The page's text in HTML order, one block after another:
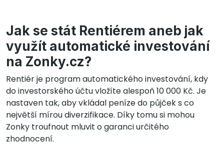
Jak se stát Rentiérem aneb jak
využít automatické investování
na Zonky.cz?
Rentiér je program automatického investování, kdy
do investorského účtu vložíte alespoň 10 000 Kč. Je
nastaven tak, aby vkládal peníze do půjček s co
největší mírou diverzifikace. Díky tomu si mohou
Zonky troufnout mluvit o garanci určitého
zhodnocení.